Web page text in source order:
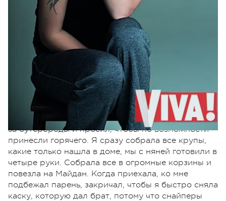
– Ты очень смелая в высказываниях и
поступках. Ты поддерживала Евромайдан,
сейчас поддерживаешь бойцов АТО. За все это
время, когда тебе было по-настоящему
страшно?
Во время массового расстрела на Майдане. Днем
в новостях я увидела парня, который благодарил
за бутерброды и просил, чтобы по возможности
принесли горячего. Я сразу собрала все крупы,
какие только нашла в доме, мы с няней готовили в
четыре руки. Собрала все в огромные корзины и
повезла на Майдан. Когда приехала, ко мне
подбежал парень, закричал, чтобы я быстро сняла
каску, которую дал брат, потому что снайперы